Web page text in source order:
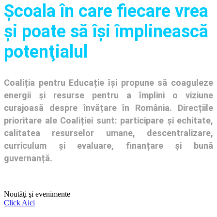
Şcoala în care fiecare vrea
și poate să își împlinească
potenţialul
Coaliția pentru Educație își propune să coaguleze
energii și resurse pentru a împlini o viziune
curajoasă despre învățare în România. Direcțiile
prioritare ale Coaliției sunt: participare și echitate,
calitatea resurselor umane, descentralizare,
curriculum și evaluare, finanțare și bună
guvernanță.
Noutăţi şi evenimente
Click Aici